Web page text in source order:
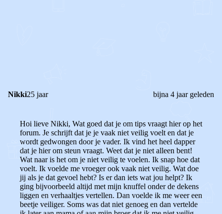
Nikki25 jaar bijna 4 jaar geleden
Hoi lieve Nikki, Wat goed dat je om tips vraagt hier op het
forum. Je schrijft dat je je vaak niet veilig voelt en dat je
wordt gedwongen door je vader. Ik vind het heel dapper
dat je hier om steun vraagt. Weet dat je niet alleen bent!
Wat naar is het om je niet veilig te voelen. Ik snap hoe dat
voelt. Ik voelde me vroeger ook vaak niet veilig. Wat doe
jij als je dat gevoel hebt? Is er dan iets wat jou helpt? Ik
ging bijvoorbeeld altijd met mijn knuffel onder de dekens
liggen en verhaaltjes vertellen. Dan voelde ik me weer een
beetje veiliger. Soms was dat niet genoeg en dan vertelde